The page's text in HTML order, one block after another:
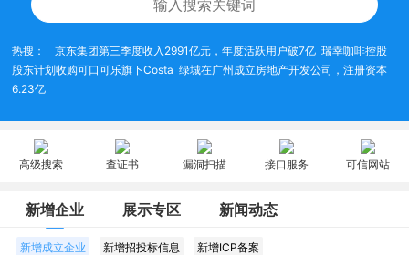
热搜： 京东集团第三季度收入2991亿元，年度活跃用户破7亿 瑞幸咖啡控股
股东计划收购可口可乐旗下Costa 绿城在广州成立房地产开发公司，注册资本
6.23亿
高级搜索 查证书 漏洞扫描 接口服务 可信网站
新增企业 展示专区 新闻动态
新增成立企业 新增招投标信息 新增ICP备案